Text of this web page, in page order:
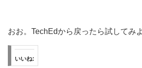
おお。TechEdから戻ったら試してみよ
いいね: